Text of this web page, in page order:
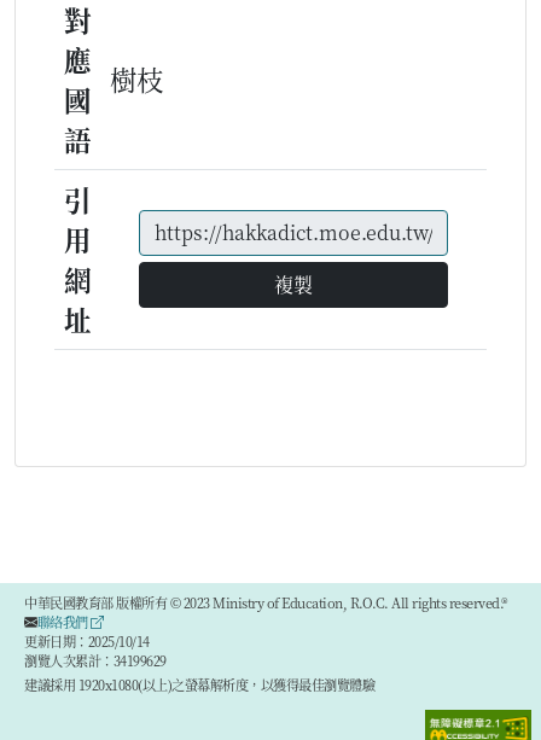
對
應
國
語
樹枝
引
用
網
址
複製
中華民國教育部 版權所有 © 2023 Ministry of Education, R.O.C. All rights reserved.®
聯絡我們
更新日期：2025/10/14
瀏覽人次累計：34199629
建議採用 1920x1080(以上)之螢幕解析度，以獲得最佳瀏覽體驗